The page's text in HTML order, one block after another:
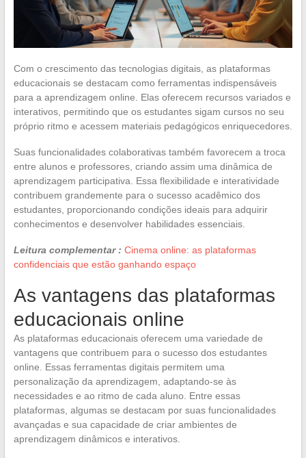
Com o crescimento das tecnologias digitais, as plataformas
educacionais se destacam como ferramentas indispensáveis
para a aprendizagem online. Elas oferecem recursos variados e
interativos, permitindo que os estudantes sigam cursos no seu
próprio ritmo e acessem materiais pedagógicos enriquecedores.
Suas funcionalidades colaborativas também favorecem a troca
entre alunos e professores, criando assim uma dinâmica de
aprendizagem participativa. Essa flexibilidade e interatividade
contribuem grandemente para o sucesso acadêmico dos
estudantes, proporcionando condições ideais para adquirir
conhecimentos e desenvolver habilidades essenciais.
Leitura complementar : Cinema online: as plataformas
confidenciais que estão ganhando espaço
As vantagens das plataformas
educacionais online
As plataformas educacionais oferecem uma variedade de
vantagens que contribuem para o sucesso dos estudantes
online. Essas ferramentas digitais permitem uma
personalização da aprendizagem, adaptando-se às
necessidades e ao ritmo de cada aluno. Entre essas
plataformas, algumas se destacam por suas funcionalidades
avançadas e sua capacidade de criar ambientes de
aprendizagem dinâmicos e interativos.